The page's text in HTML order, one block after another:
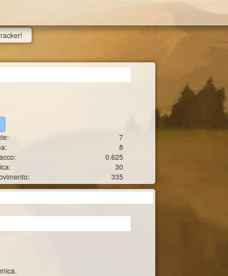
7
8
0.625
30
335